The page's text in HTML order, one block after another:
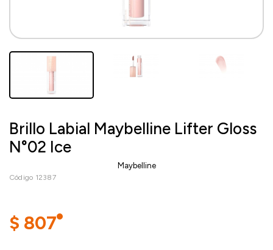
Brillo Labial Maybelline Lifter Gloss
N°02 Ice
Maybelline
Código 12387
$ 807